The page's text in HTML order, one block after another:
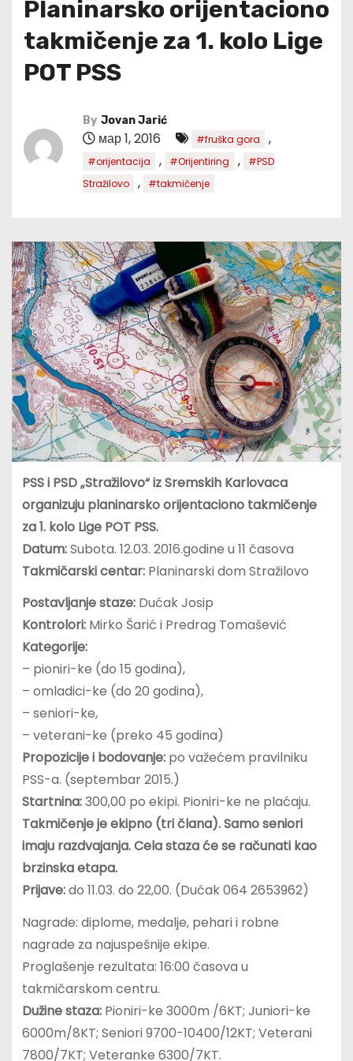
Planinarsko orijentaciono
takmičenje za 1. kolo Lige
POT PSS
By Jovan Jarić
мар 1, 2016 #fruška gora ,
#orijentacija , #Orijentiring ,
#PSD
Stražilovo
, #takmičenje
PSS i PSD „Stražilovo“ iz Sremskih Karlovaca
organizuju planinarsko orijentaciono takmičenje
za 1. kolo Lige POT PSS.
Datum:Subota. 12.03. 2016.godine u 11 časova
Takmičarski centar:Planinarski dom Stražilovo
Postavljanje staze:Dućak Josip
Kontrolori:Mirko Šarić i Predrag Tomašević
Kategorije:
– pioniri-ke (do 15 godina),
– omladici-ke (do 20 godina),
– seniori-ke,
– veterani-ke (preko 45 godina)
Propozicije i bodovanje:po važećem pravilniku
PSS-a. (septembar 2015.)
Startnina:300,00 po ekipi. Pioniri-ke ne plaćaju.
Takmičenje je ekipno (tri člana). Samo seniori
imaju razdvajanja. Cela staza će se računati kao
brzinska etapa.
Prijave:do 11.03. do 22,00. (Dućak 064 2653962)
Nagrade: diplome, medalje, pehari i robne
nagrade za najuspešnije ekipe.
Proglašenje rezultata: 16:00 časova u
takmičarskom centru.
Dužine staza:Pioniri-ke 3000m /6KT; Juniori-ke
6000m/8KT; Seniori 9700-10400/12KT; Veterani
7800/7KT; Veteranke 6300/7KT.